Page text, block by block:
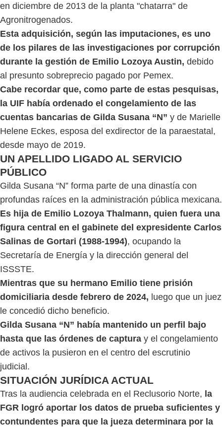
en diciembre de 2013 de la planta "chatarra" de
Agronitrogenados.
Esta adquisición, según las imputaciones, es uno
de los pilares de las investigaciones por corrupción
durante la gestión de Emilio Lozoya Austin, debido
al presunto sobreprecio pagado por Pemex.
Cabe recordar que, como parte de estas pesquisas,
la UIF había ordenado el congelamiento de las
cuentas bancarias de Gilda Susana “N” y de Marielle
Helene Eckes, esposa del exdirector de la paraestatal,
desde mayo de 2019.
UN APELLIDO LIGADO AL SERVICIO
PÚBLICO
Gilda Susana “N” forma parte de una dinastía con
profundas raíces en la administración pública mexicana.
Es hija de Emilio Lozoya Thalmann, quien fuera una
figura central en el gabinete del expresidente Carlos
Salinas de Gortari (1988-1994), ocupando la
Secretaría de Energía y la dirección general del
ISSSTE.
Mientras que su hermano Emilio tiene prisión
domiciliaria desde febrero de 2024, luego que un juez
le concedió dicho beneficio.
Gilda Susana “N” había mantenido un perfil bajo
hasta que las órdenes de captura y el congelamiento
de activos la pusieron en el centro del escrutinio
judicial.
SITUACIÓN JURÍDICA ACTUAL
Tras la audiencia celebrada en el Reclusorio Norte, la
FGR logró aportar los datos de prueba suficientes y
contundentes para que la jueza determinara por la